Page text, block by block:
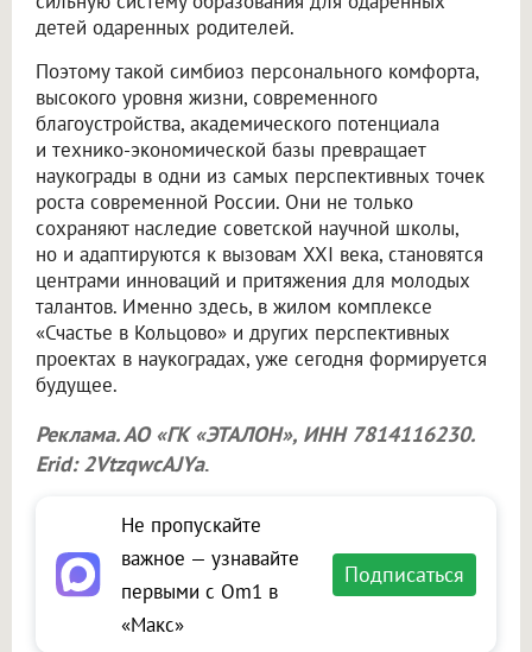
детей одаренных родителей.
Поэтому такой симбиоз персонального комфорта,
высокого уровня жизни, современного
благоустройства, академического потенциала
и технико-экономической базы превращает
наукограды в одни из самых перспективных точек
роста современной России. Они не только
сохраняют наследие советской научной школы,
но и адаптируются к вызовам XXI века, становятся
центрами инноваций и притяжения для молодых
талантов. Именно здесь, в жилом комплексе
«Счастье в Кольцово» и других перспективных
проектах в наукоградах, уже сегодня формируется
будущее.
Реклама. АО «ГК «ЭТАЛОН», ИНН 7814116230.
Erid: 2VtzqwcAJYa.
Не пропускайте
важное — узнавайте
первыми с Om1 в
«Макс»
Подписаться